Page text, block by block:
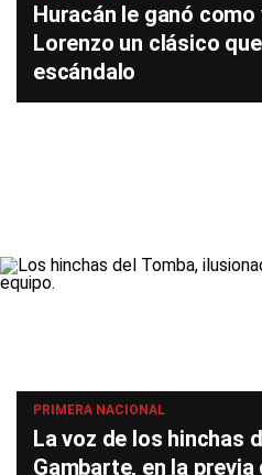
Huracán le ganó
Lorenzo un clásico
escándalo
PRIMERA NACIONAL
La voz de los hinchas
Gambarte, en la